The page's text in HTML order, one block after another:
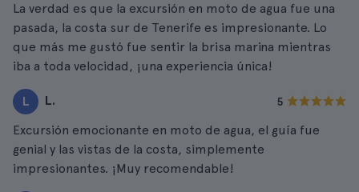
La verdad es que la excursión en moto de agua fue una
pasada, la costa sur de Tenerife es impresionante. Lo
que más me gustó fue sentir la brisa marina mientras
iba a toda velocidad, ¡una experiencia única!
L L. 5
Excursión emocionante en moto de agua, el guía fue
genial y las vistas de la costa, simplemente
impresionantes. ¡Muy recomendable!